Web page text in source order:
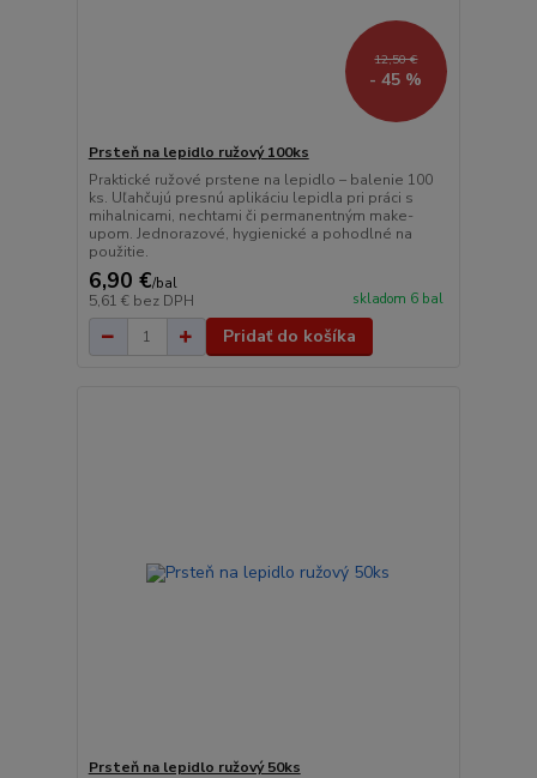
12,50 €
- 45 %
Prsteň na lepidlo ružový 100ks
Praktické ružové prstene na lepidlo – balenie 100
ks. Uľahčujú presnú aplikáciu lepidla pri práci s
mihalnicami, nechtami či permanentným make-
upom. Jednorazové, hygienické a pohodlné na
použitie.
6,90 €/bal
5,61 € bez DPH skladom 6 bal
Pridať do košíka
Prsteň na lepidlo ružový 50ks